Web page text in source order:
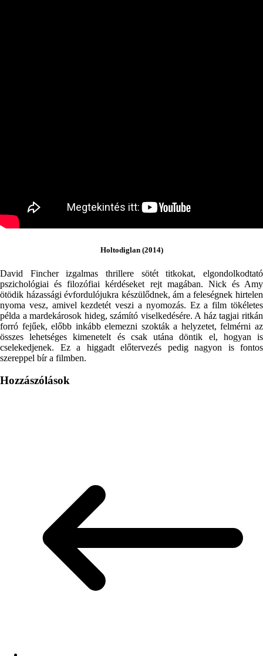
Holtodiglan (2014)
David Fincher izgalmas thrillere sötét titkokat, elgondolkodtató
pszichológiai és filozófiai kérdéseket rejt magában. Nick és Amy
ötödik házassági évfordulójukra készülődnek, ám a feleségnek hirtelen
nyoma vesz, amivel kezdetét veszi a nyomozás. Ez a film tökéletes
példa a mardekárosok hideg, számító viselkedésére. A ház tagjai ritkán
forró fejűek, előbb inkább elemezni szokták a helyzetet, felmérni az
összes lehetséges kimenetelt és csak utána döntik el, hogyan is
cselekedjenek. Ez a higgadt előtervezés pedig nagyon is fontos
szereppel bír a filmben.
Hozzászólások